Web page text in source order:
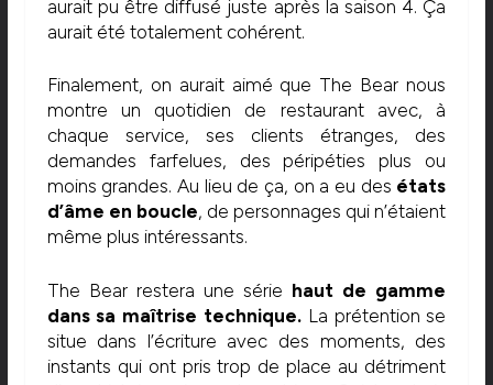
aurait pu être diffusé juste après la saison 4. Ça
aurait été totalement cohérent.
Finalement, on aurait aimé que The Bear nous
montre un quotidien de restaurant avec, à
chaque service, ses clients étranges, des
demandes farfelues, des péripéties plus ou
moins grandes. Au lieu de ça, on a eu des états
d’âme en boucle, de personnages qui n’étaient
même plus intéressants.
The Bear restera une série haut de gamme
dans sa maîtrise technique. La prétention se
situe dans l’écriture avec des moments, des
instants qui ont pris trop de place au détriment